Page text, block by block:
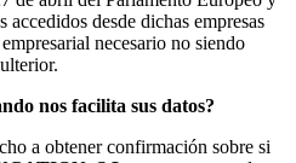
desde dichas empresas
necesario no siendo
nos facilita sus datos?
a obtener confirmación sobre si